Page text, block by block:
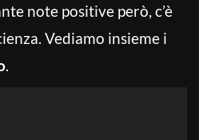
note positive però, c’è
Vediamo insieme i
.